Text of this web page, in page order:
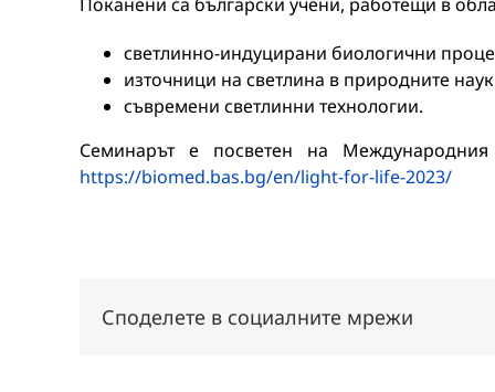
светлинно-индуцирани биологични
източници на светлина в природните
съвремени светлинни технологии.
Семинарът е посветен на
https://biomed.bas.bg/en/light-for-life-2023/
Споделете в социалните мрежи